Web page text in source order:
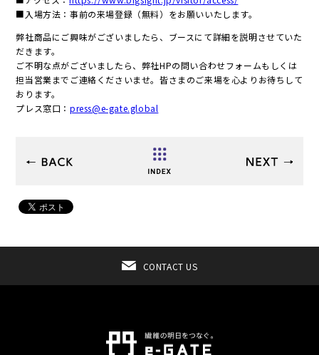
■入場方法：事前の来場登録（無料）をお願いいたします。
弊社商品にご興味がございましたら、ブースにて詳細を説明させていた
だきます。
ご不明な点がございましたら、弊社HPの問い合わせフォームもしくは
担当営業までご連絡くださいませ。皆さまのご来場を心よりお待ちして
おります。
プレス窓口：press@e-gate.global
CONTACT US